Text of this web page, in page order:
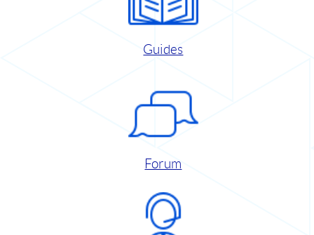
Guides
Forum